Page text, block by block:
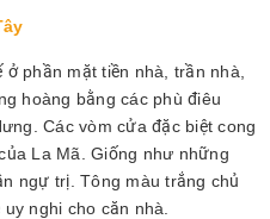
phần mặt tiền nhà, trần nhà,
hoàng bằng các phù điêu
Các vòm cửa đặc biệt cong
La Mã. Giống như những
ngự trị. Tông màu trắng chủ
nghi cho căn nhà.